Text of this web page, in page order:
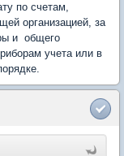
по счетам,
организацией, за
и общего
учета или в